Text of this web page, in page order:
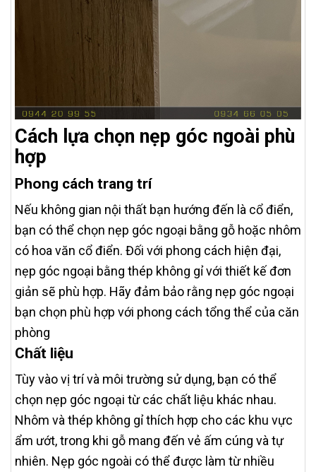
Cách lựa chọn nẹp góc ngoài phù
hợp
Phong cách trang trí
Nếu không gian nội thất bạn hướng đến là cổ điển,
bạn có thể chọn nẹp góc ngoại bằng gỗ hoặc nhôm
có hoa văn cổ điển. Đối với phong cách hiện đại,
nẹp góc ngoại bằng thép không gỉ với thiết kế đơn
giản sẽ phù hợp. Hãy đảm bảo rằng nẹp góc ngoại
bạn chọn phù hợp với phong cách tổng thể của căn
phòng
Chất liệu
Tùy vào vị trí và môi trường sử dụng, bạn có thể
chọn nẹp góc ngoại từ các chất liệu khác nhau.
Nhôm và thép không gỉ thích hợp cho các khu vực
ẩm ướt, trong khi gỗ mang đến vẻ ấm cúng và tự
nhiên. Nẹp góc ngoài có thể được làm từ nhiều